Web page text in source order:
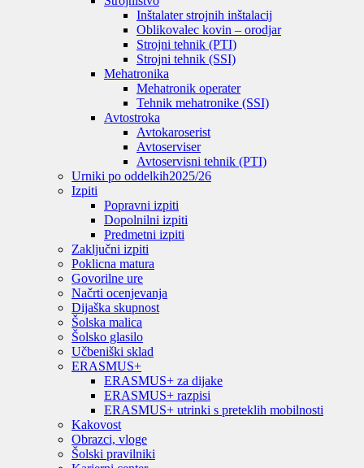
Inštalater strojnih inštalacij
Oblikovalec kovin – orodjar
Strojni tehnik (PTI)
Strojni tehnik (SSI)
Mehatronika
Mehatronik operater
Tehnik mehatronike (SSI)
Avtostroka
Avtokaroserist
Avtoserviser
Avtoservisni tehnik (PTI)
Urniki po oddelkih2025/26
Izpiti
Popravni izpiti
Dopolnilni izpiti
Predmetni izpiti
Zaključni izpiti
Poklicna matura
Govorilne ure
Načrti ocenjevanja
Dijaška skupnost
Šolska malica
Šolsko glasilo
Učbeniški sklad
ERASMUS+
ERASMUS+ za dijake
ERASMUS+ razpisi
ERASMUS+ utrinki s preteklih mobilnosti
Kakovost
Obrazci, vloge
Šolski pravilniki